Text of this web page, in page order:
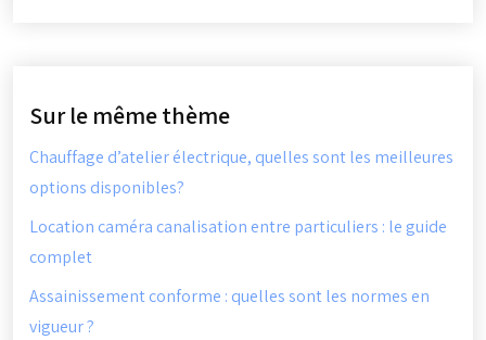
Sur le même thème
Chauffage d’atelier électrique, quelles sont les meilleures
options disponibles?
Location caméra canalisation entre particuliers : le guide
complet
Assainissement conforme : quelles sont les normes en
vigueur ?